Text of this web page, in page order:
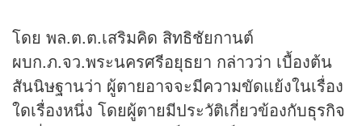
โดย พล.ต.ต.เสริมคิด สิทธิชัยกานต์
ผบก.ภ.จว.พระนครศรีอยุธยา กล่าวว่า เบื้องต้น
สันนิษฐานว่า ผู้ตายอาจจะมีความขัดแย้งในเรื่อง
ใดเรื่องหนึ่ง โดยผู้ตายมีประวัติเกี่ยวข้องกับธุรกิจ